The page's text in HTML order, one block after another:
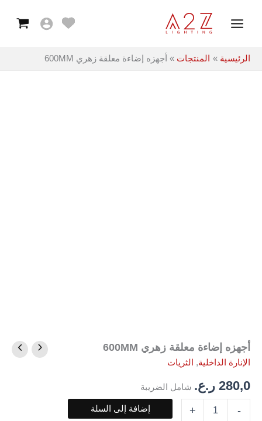
Menu
الرئيسية المنتجات أجهزه إضاءة معلقة زهري 600MM
أجهزه إضاءة معلقة زهري 600MM
الإنارة الداخلية, الثريات
280,0 ر.ع. شامل الضريبة
-
كمية
أجهزه
إضاءة
معلقة
زهري
+ إضافة إلى السلة
600MM